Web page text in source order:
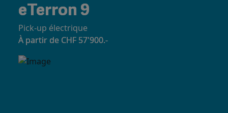
eTerron 9
Pick-up électrique
À partir de CHF 57'900.-